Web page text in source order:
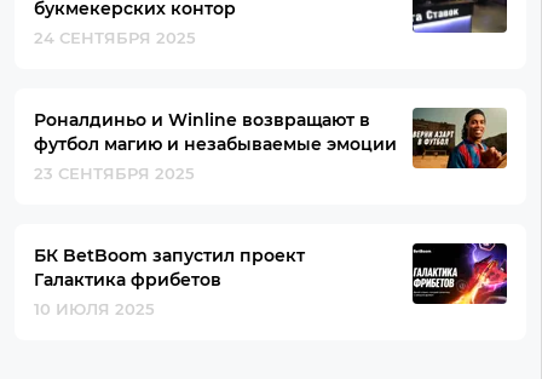
букмекерских контор
24 СЕНТЯБРЯ 2025
Роналдиньо и Winline возвращают в
футбол магию и незабываемые эмоции
23 СЕНТЯБРЯ 2025
БК BetBoom запустил проект
Галактика фрибетов
10 ИЮЛЯ 2025